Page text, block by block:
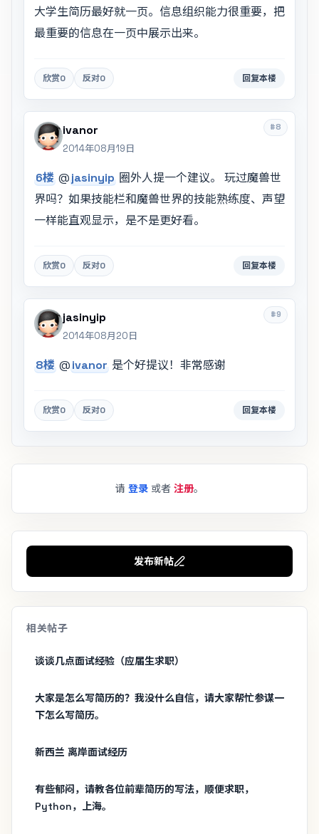
大学生简历最好就一页。信息组织能力很重要，把
最重要的信息在一页中展示出来。
欣赏0 反对0 回复本楼
#8
ivanor
2014年08月19日
6楼 @jasinyip 圈外人提一个建议。 玩过魔兽世
界吗？如果技能栏和魔兽世界的技能熟练度、声望
一样能直观显示，是不是更好看。
欣赏0 反对0 回复本楼
#9
jasinyip
2014年08月20日
8楼 @ivanor 是个好提议！非常感谢
欣赏0 反对0 回复本楼
请 登录 或者 注册。
发布新帖
相关帖子
谈谈几点面试经验（应届生求职）
大家是怎么写简历的？我没什么自信，请大家帮忙参谋一
下怎么写简历。
新西兰 离岸面试经历
有些郁闷，请教各位前辈简历的写法，顺便求职，
Python，上海。